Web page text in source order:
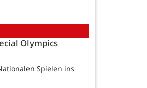
Olympics
Spielen ins